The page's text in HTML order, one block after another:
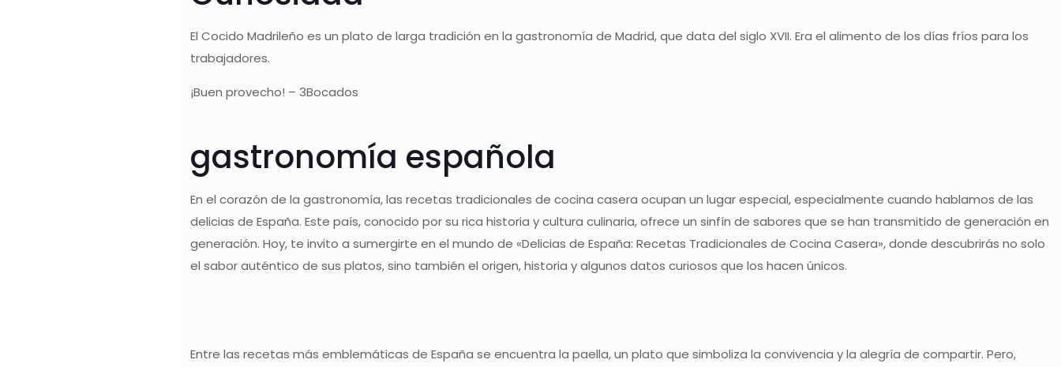
El Cocido Madrileño es un plato de larga tradición en la gastronomía de Madrid, que data del siglo XVII. Era el alimento de los días fríos para los
trabajadores.
¡Buen provecho! – 3Bocados
gastronomía española
En el corazón de la gastronomía, las recetas tradicionales de cocina casera ocupan un lugar especial, especialmente cuando hablamos de las
delicias de España. Este país, conocido por su rica historia y cultura culinaria, ofrece un sinfín de sabores que se han transmitido de generación en
generación. Hoy, te invito a sumergirte en el mundo de «Delicias de España: Recetas Tradicionales de Cocina Casera», donde descubrirás no solo
el sabor auténtico de sus platos, sino también el origen, historia y algunos datos curiosos que los hacen únicos.
Entre las recetas más emblemáticas de España se encuentra la paella, un plato que simboliza la convivencia y la alegría de compartir. Pero,